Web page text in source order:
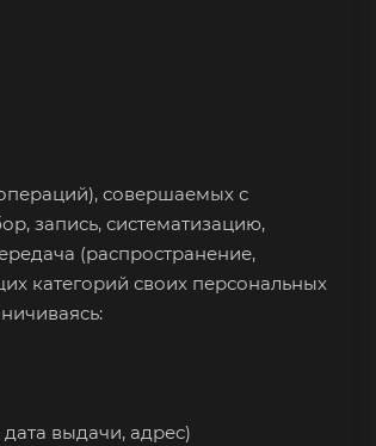
совершаемых с
запись, систематизацию,
(распространение,
категорий своих персональных
выдачи, адрес)